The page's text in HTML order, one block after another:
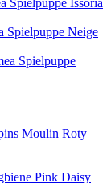
Spielpuppe Neige
Spielpuppe
Moulin Roty